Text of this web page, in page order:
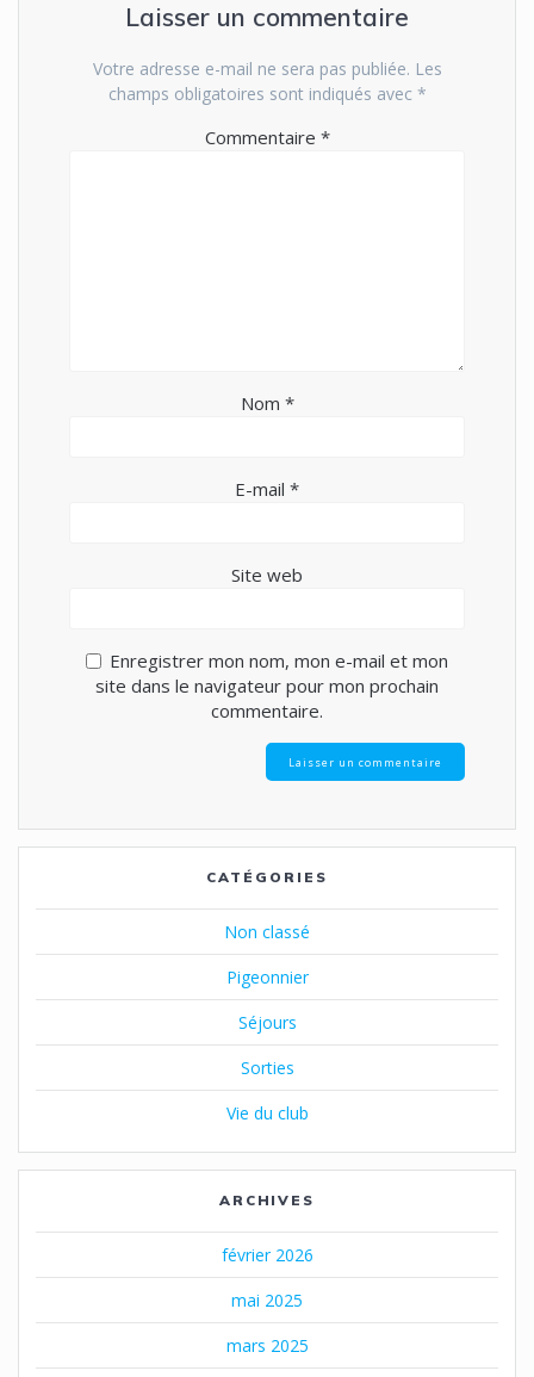
Laisser un commentaire
Votre adresse e-mail ne sera pas publiée. Les
champs obligatoires sont indiqués avec *
Commentaire *
Nom *
E-mail *
Site web
Enregistrer mon nom, mon e-mail et mon
site dans le navigateur pour mon prochain
commentaire.
CATÉGORIES
Non classé
Pigeonnier
Séjours
Sorties
Vie du club
ARCHIVES
février 2026
mai 2025
mars 2025